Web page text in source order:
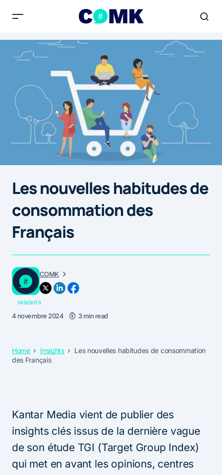
Les nouvelles habitudes de
consommation des
Français
COMK
INSIGHTS
4 novembre 2024 3 min read
Home Insights
Les nouvelles habitudes de consommation
des Français
Kantar Media vient de publier des
insights clés issus de la dernière vague
de son étude TGI (Target Group Index)
qui met en avant les opinions, centres